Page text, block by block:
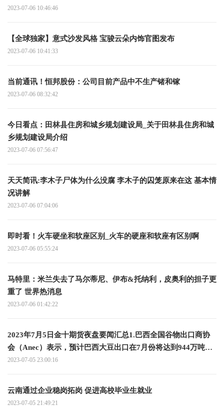
2023-07-06 10:46:46
【全球独家】意式沙发风格 宝骏云朵内饰官图发布
2023-07-06 10:41:33
当前通讯！恒邦股份：公司目前产品中不生产锗和镓
2023-07-06 08:32:42
今日看点：田林县住房和城乡规划建设局_关于田林县住房和城
乡规划建设局介绍
2023-07-06 07:56:47
天天简讯:李木子尸体为什么没腐 李木子的囚笼原来在这 基本情
况讲解
2023-07-06 07:04:06
即时看！火车硬坐和软座区别_火车的硬座和软座有区别啊
2023-07-06 05:55:24
马特里：米兰失去了马尔蒂尼、伊布&托纳利，皮奥利的担子更
重了 世界热消息
2023-07-06 01:42:22
2023年7月5日金十期货夜盘要闻汇总1.巴西全国谷物出口商协
会（Anec）表示，预计巴西大豆出口在7月份将达到944万吨，
而去年同期为700万吨；预计巴西玉米出口在7月份达到634万
225万吨 全球关注
2023-07-05 23:00:16
云南通过企业稳岗拓岗 促进高校毕业生就业
2023-07-05 21:49:21